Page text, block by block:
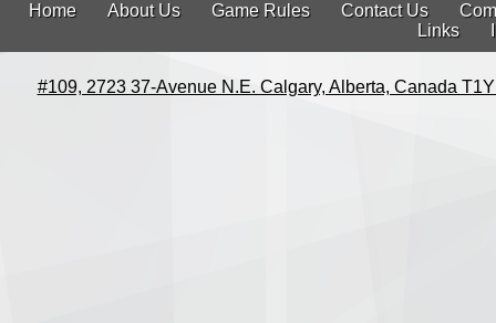
Home About Us Game Rules Contact Us
Links
#109, 2723 37-Avenue N.E. Calgary, Alberta, Canada